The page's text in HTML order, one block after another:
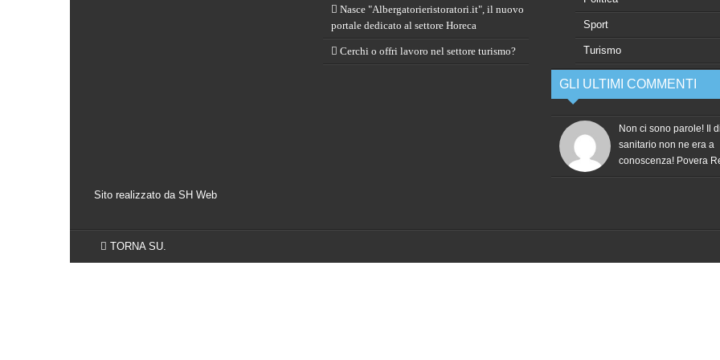
Nasce "Albergatorieristoratori.it", il nuovo
portale dedicato al settore Horeca
Cerchi o offri lavoro nel settore turismo?
Sport
Turismo
GLI ULTIMI COMMENTI
Non ci sono parole! Il
sanitario non ne era a
conoscenza! Povera
Sito realizzato da SH Web
TORNA SU.